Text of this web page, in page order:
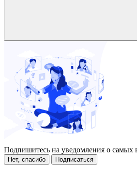
Подпишитесь на уведомления о самых
Нет, спасибо Подписаться